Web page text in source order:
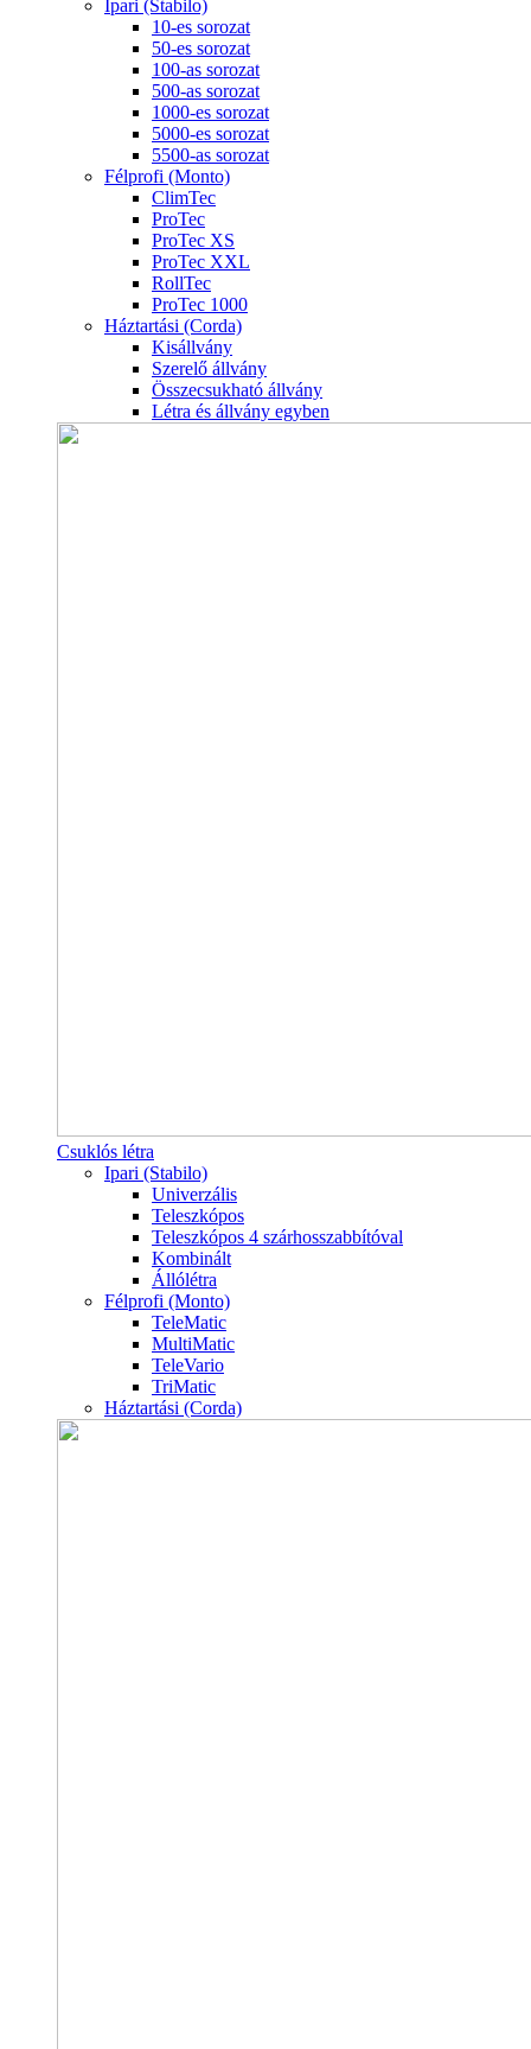
Ipari (Stabilo)
10-es sorozat
50-es sorozat
100-as sorozat
500-as sorozat
1000-es sorozat
5000-es sorozat
5500-as sorozat
Félprofi (Monto)
ClimTec
ProTec
ProTec XS
ProTec XXL
RollTec
ProTec 1000
Háztartási (Corda)
Kisállvány
Szerelő állvány
Összecsukható állvány
Létra és állvány egyben
Csuklós létra
Ipari (Stabilo)
Univerzális
Teleszkópos
Teleszkópos 4 szárhosszabbítóval
Kombinált
Állólétra
Félprofi (Monto)
TeleMatic
MultiMatic
TeleVario
TriMatic
Háztartási (Corda)